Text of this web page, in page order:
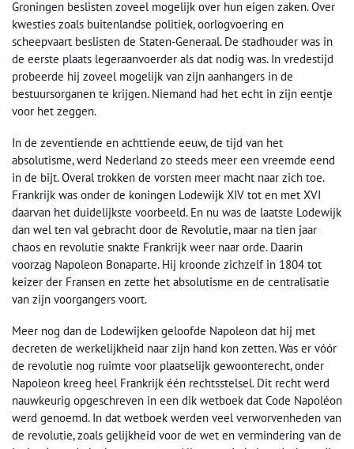
Groningen beslisten zoveel mogelijk over hun eigen zaken. Over
kwesties zoals buitenlandse politiek, oorlogvoering en
scheepvaart beslisten de Staten-Generaal. De stadhouder was in
de eerste plaats legeraanvoerder als dat nodig was. In vredestijd
probeerde hij zoveel mogelijk van zijn aanhangers in de
bestuursorganen te krijgen. Niemand had het echt in zijn eentje
voor het zeggen.
In de zeventiende en achttiende eeuw, de tijd van het
absolutisme, werd Nederland zo steeds meer een vreemde eend
in de bijt. Overal trokken de vorsten meer macht naar zich toe.
Frankrijk was onder de koningen Lodewijk XIV tot en met XVI
daarvan het duidelijkste voorbeeld. En nu was de laatste Lodewijk
dan wel ten val gebracht door de Revolutie, maar na tien jaar
chaos en revolutie snakte Frankrijk weer naar orde. Daarin
voorzag Napoleon Bonaparte. Hij kroonde zichzelf in 1804 tot
keizer der Fransen en zette het absolutisme en de centralisatie
van zijn voorgangers voort.
Meer nog dan de Lodewijken geloofde Napoleon dat hij met
decreten de werkelijkheid naar zijn hand kon zetten. Was er vóór
de revolutie nog ruimte voor plaatselijk gewoonterecht, onder
Napoleon kreeg heel Frankrijk één rechtsstelsel. Dit recht werd
nauwkeurig opgeschreven in een dik wetboek dat Code Napoléon
werd genoemd. In dat wetboek werden veel verworvenheden van
de revolutie, zoals gelijkheid voor de wet en vermindering van de